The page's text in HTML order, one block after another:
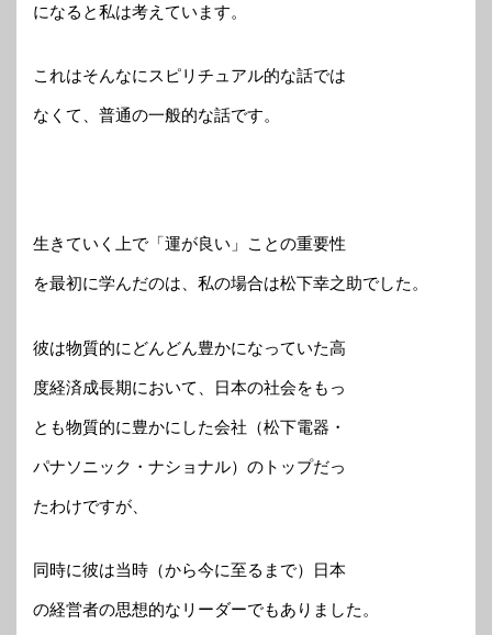
になると私は考えています。
これはそんなにスピリチュアル的な話では
なくて、普通の一般的な話です。
生きていく上で「運が良い」ことの重要性
を最初に学んだのは、私の場合は松下幸之助でした。
彼は物質的にどんどん豊かになっていた高
度経済成長期において、日本の社会をもっ
とも物質的に豊かにした会社（松下電器・
パナソニック・ナショナル）のトップだっ
たわけですが、
同時に彼は当時（から今に至るまで）日本
の経営者の思想的なリーダーでもありました。